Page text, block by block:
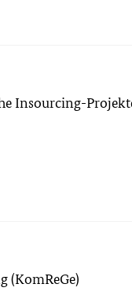
Insourcing-
(KomReGe)